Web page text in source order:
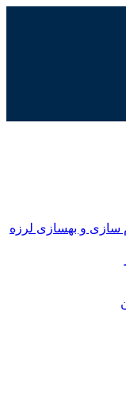
و بهسازی لرزه